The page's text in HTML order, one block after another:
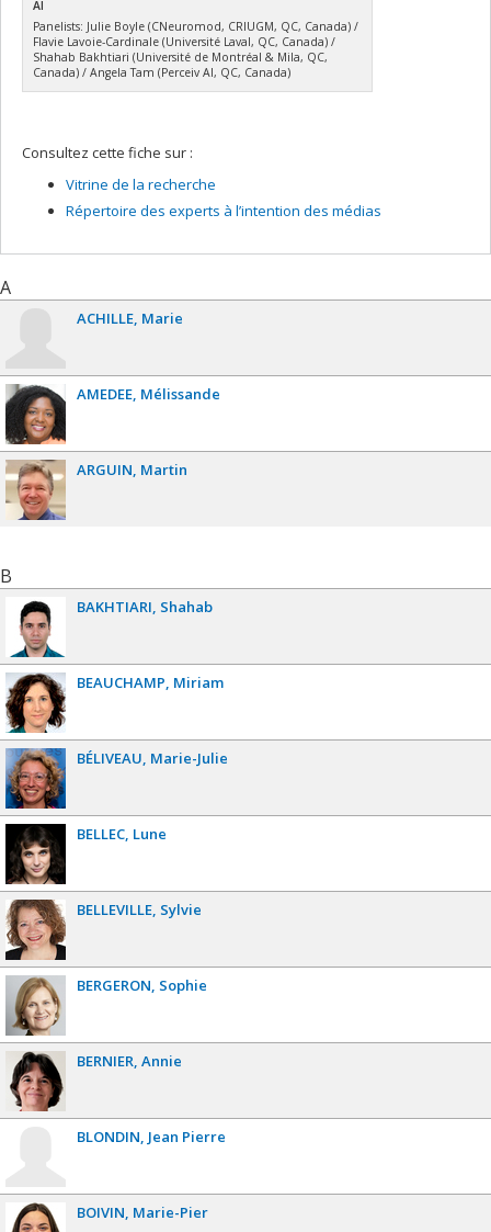
AI
Panelists: Julie Boyle (CNeuromod, CRIUGM, QC, Canada) /
Flavie Lavoie-Cardinale (Université Laval, QC, Canada) /
Shahab Bakhtiari (Université de Montréal & Mila, QC,
Canada) / Angela Tam (Perceiv AI, QC, Canada)
Consultez cette fiche sur :
Vitrine de la recherche
Répertoire des experts à l’intention des médias
A
ACHILLE Marie
AMEDEE Mélissande
ARGUIN Martin
B
BAKHTIARI Shahab
BEAUCHAMP Miriam
BÉLIVEAU Marie-Julie
BELLEC Lune
BELLEVILLE Sylvie
BERGERON Sophie
BERNIER Annie
BLONDIN Jean Pierre
BOIVIN Marie-Pier